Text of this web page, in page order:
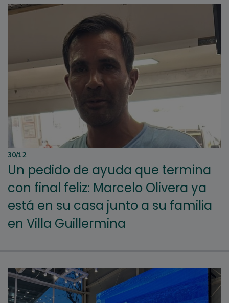
30/12
Un pedido de ayuda que termina
con final feliz: Marcelo Olivera ya
está en su casa junto a su familia
en Villa Guillermina